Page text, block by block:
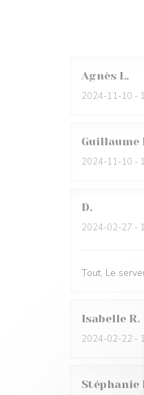
Agnès L
2024-11-10 -
Guillaume
2024-11-10 -
D
2024-02-27 -
Tout, Le
Isabelle R
2024-02-22 -
Stéphanie